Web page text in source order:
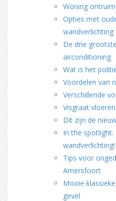
Woning
Opties met
wandverlichting
De drie
airconditioning
Wat is het
Voordelen van
Verschillende
Visgraat
Dit zijn de
In the spotlight:
wandverlichting!
Tips voor
Amersfoort
Mooie
gevel